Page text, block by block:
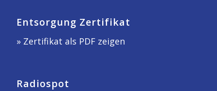
Entsorgung Zertifikat
» Zertifikat als PDF zeigen
Radiospot